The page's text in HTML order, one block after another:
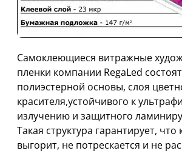
Cамоклеющиеся витражные
пленки компании RegaLed
полиэстерной основы, слоя
красителя,устойчивого к
излучению и защитного
Такая структура гарантирует, что
выгорит, не потрескается и не